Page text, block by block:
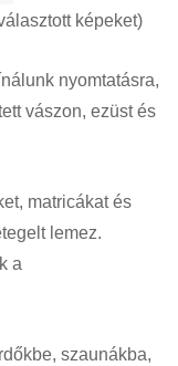
képeket)
nyomtatásra,
vászon, ezüst és
matricákat és
lemez.
a
szaunákba,